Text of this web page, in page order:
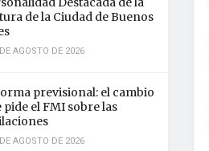
de la Ciudad de Buenos
AGOSTO DE 2026
previsional: el cambio
pide el FMI sobre las
AGOSTO DE 2026